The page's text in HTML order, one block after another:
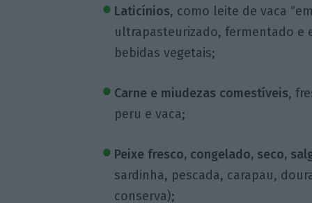
Laticínios, como leite de vaca
ultrapasteurizado, fermentado e
bebidas vegetais;
Carne e miudezas comestíveis,
peru e vaca;
Peixe fresco, congelado, seco,
sardinha, pescada, carapau,
conserva);